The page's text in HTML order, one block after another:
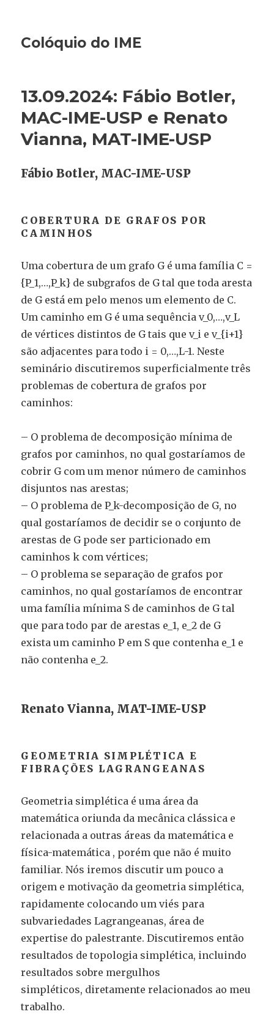
Colóquio do IME
13.09.2024: Fábio Botler,
MAC-IME-USP e Renato
Vianna, MAT-IME-USP
Fábio Botler, MAC-IME-USP
COBERTURA DE GRAFOS POR
CAMINHOS
Uma cobertura de um grafo G é uma família C =
{P_1,…,P_k} de subgrafos de G tal que toda aresta
de G está em pelo menos um elemento de C.
Um caminho em G é uma sequência v_0,…,v_L
de vértices distintos de G tais que v_i e v_{i+1}
são adjacentes para todo i = 0,…,L-1. Neste
seminário discutiremos superficialmente três
problemas de cobertura de grafos por
caminhos:
– O problema de decomposição mínima de
grafos por caminhos, no qual gostaríamos de
cobrir G com um menor número de caminhos
disjuntos nas arestas;
– O problema de P_k-decomposição de G, no
qual gostaríamos de decidir se o conjunto de
arestas de G pode ser particionado em
caminhos k com vértices;
– O problema se separação de grafos por
caminhos, no qual gostaríamos de encontrar
uma família mínima S de caminhos de G tal
que para todo par de arestas e_1, e_2 de G
exista um caminho P em S que contenha e_1 e
não contenha e_2.
Renato Vianna, MAT-IME-USP
GEOMETRIA SIMPLÉTICA E
FIBRAÇÕES LAGRANGEANAS
Geometria simplética é uma área da
matemática oriunda da mecânica clássica e
relacionada a outras áreas da matemática e
física-matemática , porém que não é muito
familiar. Nós iremos discutir um pouco a
origem e motivação da geometria simplética,
rapidamente colocando um viés para
subvariedades Lagrangeanas, área de
expertise do palestrante. Discutiremos então
resultados de topologia simplética, incluindo
resultados sobre mergulhos
simpléticos, diretamente relacionados ao meu
trabalho.